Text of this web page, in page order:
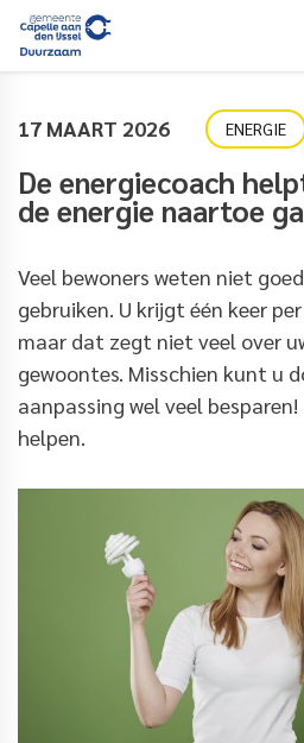
17 MAART 2026 ENERGIE
De energiecoach
de energie naartoe
Veel bewoners weten niet
gebruiken. U krijgt één keer
maar dat zegt niet veel over
gewoontes. Misschien kunt u
aanpassing wel veel
helpen.